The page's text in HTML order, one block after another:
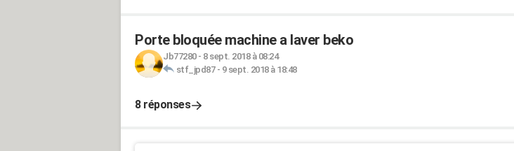
Porte bloquée machine a laver beko
Jb77280- 8 sept. 2018 à 08:24
stf_jpd87- 9 sept. 2018 à 18:48
8 réponses